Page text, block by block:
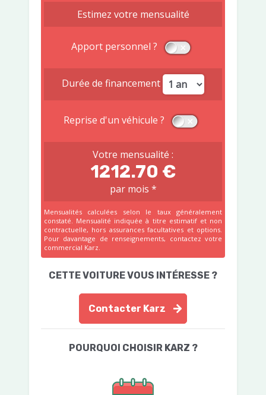
Estimez votre mensualité
Apport personnel ?
Durée de financement
Reprise d'un véhicule ?
Votre mensualité :
1212.70 €
par mois *
Mensualités calculées selon le taux généralement
constaté. Mensualité indiquée à titre estimatif et non
contractuelle, hors assurances facultatives et options.
Pour davantage de renseignements, contactez votre
commercial Karz.
CETTE VOITURE VOUS INTÉRESSE ?
Contacter Karz
POURQUOI CHOISIR KARZ ?